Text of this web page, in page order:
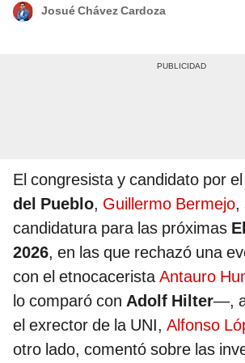
Josué Chávez Cardoza
El congresista y candidato por
del Pueblo, Guillermo Bermejo,
candidatura para las próximas
2026, en las que rechazó una
con el etnocaceristaAntauro
lo comparó con Adolf Hilter—,
el exrector de la UNI, Alfonso
otro lado, comentó sobre las